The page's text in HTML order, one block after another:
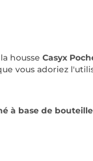
housse Casyx
vous adoriez
à base de